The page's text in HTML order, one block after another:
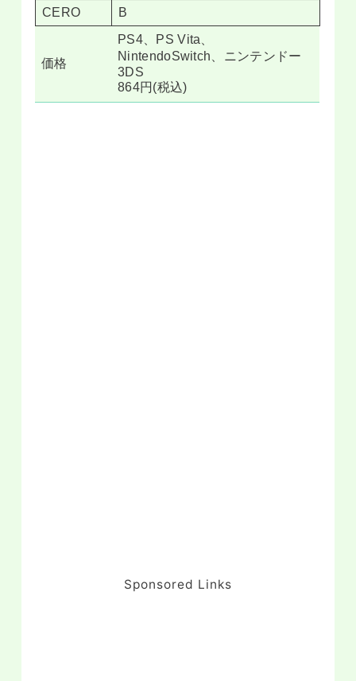
CERO B
価格
PS4、PS Vita、
NintendoSwitch、ニンテンドー
3DS
864円(税込)
Sponsored Links